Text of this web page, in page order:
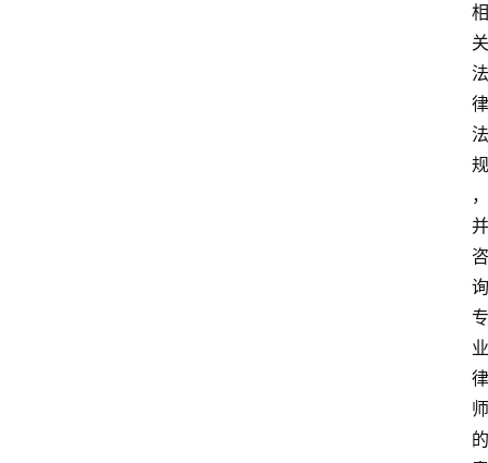
相
关
法
律
法
规
，
并
咨
询
专
业
律
师
的